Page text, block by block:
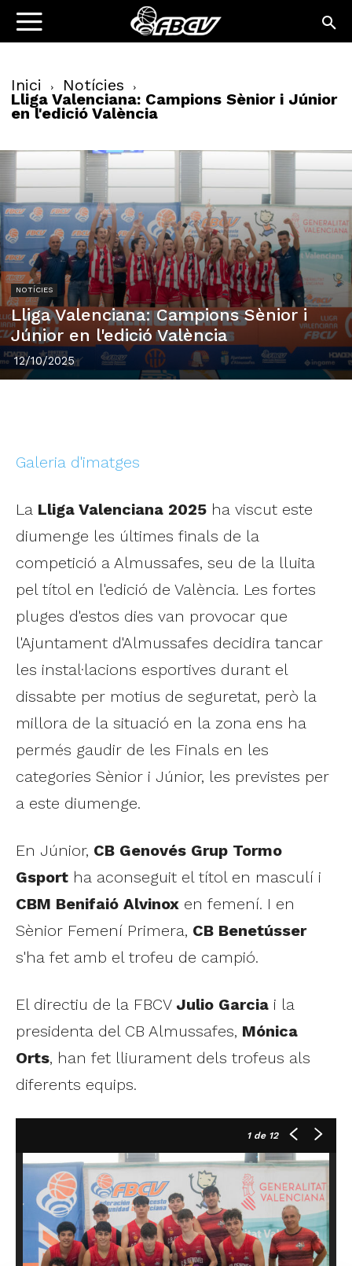
Inici Notícies
Lliga Valenciana: Campions Sènior i Júnior
en l'edició València
NOTÍCIES
Lliga Valenciana: Campions Sènior i
Júnior en l'edició València
12/10/2025
Galeria d'imatges
La Lliga Valenciana 2025 ha viscut este
diumenge les últimes finals de la
competició a Almussafes, seu de la lluita
pel títol en l'edició de València. Les fortes
pluges d'estos dies van provocar que
l'Ajuntament d'Almussafes decidira tancar
les instal·lacions esportives durant el
dissabte per motius de seguretat, però la
millora de la situació en la zona ens ha
permés gaudir de les Finals en les
categories Sènior i Júnior, les previstes per
a este diumenge.
En Júnior, CB Genovés Grup Tormo
Gsport ha aconseguit el títol en masculí i
CBM Benifaió Alvinox en femení. I en
Sènior Femení Primera, CB Benetússer
s'ha fet amb el trofeu de campió.
El directiu de la FBCV Julio Garcia i la
presidenta del CB Almussafes, Mónica
Orts, han fet lliurament dels trofeus als
diferents equips.
1de 12